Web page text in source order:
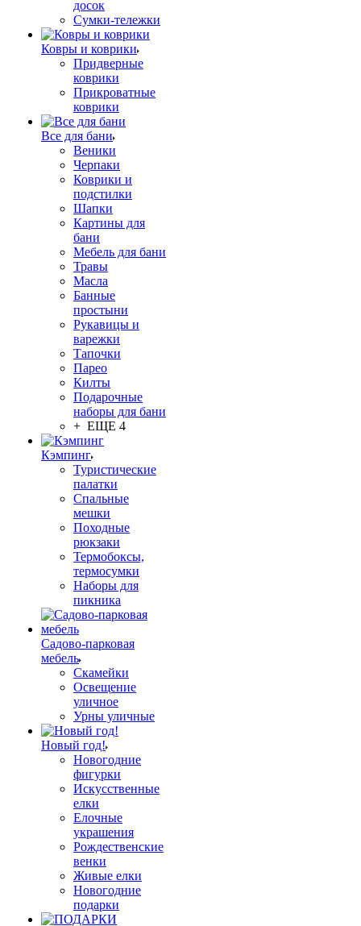
досок
Сумки-тележки
Ковры и коврики
Придверные
коврики
Прикроватные
коврики
Все для бани
Веники
Черпаки
Коврики и
подстилки
Шапки
Картины для
бани
Мебель для бани
Травы
Масла
Банные
простыни
Рукавицы и
варежки
Тапочки
Парео
Килты
Подарочные
наборы для бани
+ ЕЩЕ 4
Кэмпинг
Туристические
палатки
Спальные
мешки
Походные
рюкзаки
Термобоксы,
термосумки
Наборы для
пикника
Садово-парковая
мебель
Скамейки
Освещение
уличное
Урны уличные
Новый год!
Новогодние
фигурки
Искусственные
елки
Елочные
украшения
Рождественские
венки
Живые елки
Новогодние
подарки